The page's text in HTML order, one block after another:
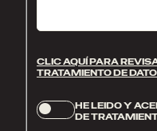
CLIC AQUÍ PARA
TRATAMIENTO DE
HE LEIDO Y
DE